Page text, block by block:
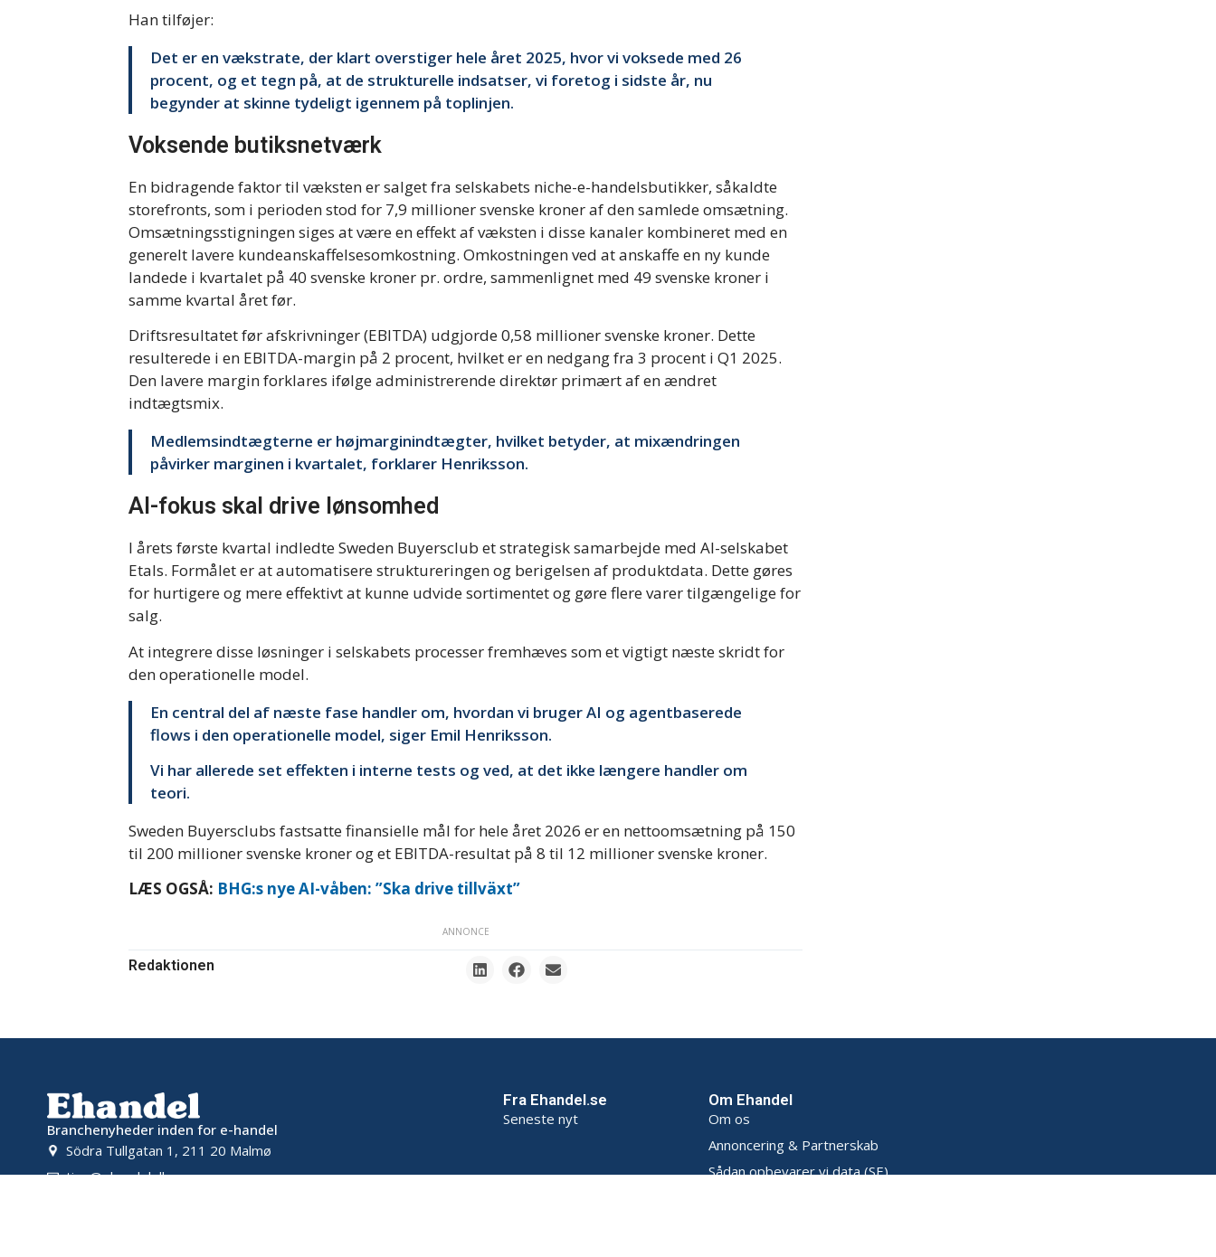
Han tilføjer:
Det er en vækstrate, der klart overstiger hele året 2025, hvor vi voksede med 26
procent, og et tegn på, at de strukturelle indsatser, vi foretog i sidste år, nu
begynder at skinne tydeligt igennem på toplinjen.
Voksende butiksnetværk
En bidragende faktor til væksten er salget fra selskabets niche-e-handelsbutikker, såkaldte
storefronts, som i perioden stod for 7,9 millioner svenske kroner af den samlede omsætning.
Omsætningsstigningen siges at være en effekt af væksten i disse kanaler kombineret med en
generelt lavere kundeanskaffelsesomkostning. Omkostningen ved at anskaffe en ny kunde
landede i kvartalet på 40 svenske kroner pr. ordre, sammenlignet med 49 svenske kroner i
samme kvartal året før.
Driftsresultatet før afskrivninger (EBITDA) udgjorde 0,58 millioner svenske kroner. Dette
resulterede i en EBITDA-margin på 2 procent, hvilket er en nedgang fra 3 procent i Q1 2025.
Den lavere margin forklares ifølge administrerende direktør primært af en ændret
indtægtsmix.
Medlemsindtægterne er højmarginindtægter, hvilket betyder, at mixændringen
påvirker marginen i kvartalet, forklarer Henriksson.
AI-fokus skal drive lønsomhed
I årets første kvartal indledte Sweden Buyersclub et strategisk samarbejde med AI-selskabet
Etals. Formålet er at automatisere struktureringen og berigelsen af produktdata. Dette gøres
for hurtigere og mere effektivt at kunne udvide sortimentet og gøre flere varer tilgængelige for
salg.
At integrere disse løsninger i selskabets processer fremhæves som et vigtigt næste skridt for
den operationelle model.
En central del af næste fase handler om, hvordan vi bruger AI og agentbaserede
flows i den operationelle model, siger Emil Henriksson.
Vi har allerede set effekten i interne tests og ved, at det ikke længere handler om
teori.
Sweden Buyersclubs fastsatte finansielle mål for hele året 2026 er en nettoomsætning på 150
til 200 millioner svenske kroner og et EBITDA-resultat på 8 til 12 millioner svenske kroner.
LÆS OGSÅ: BHG:s nye AI-våben: ”Ska drive tillväxt”
ANNONCE
Redaktionen
Branchenyheder inden for e-handel
Södra Tullgatan 1, 211 20 Malmø
tips@ehandel.dk
Fra Ehandel.se
Seneste nyt
Om Ehandel
Om os
Annoncering & Partnerskab
Sådan opbevarer vi data (SE)